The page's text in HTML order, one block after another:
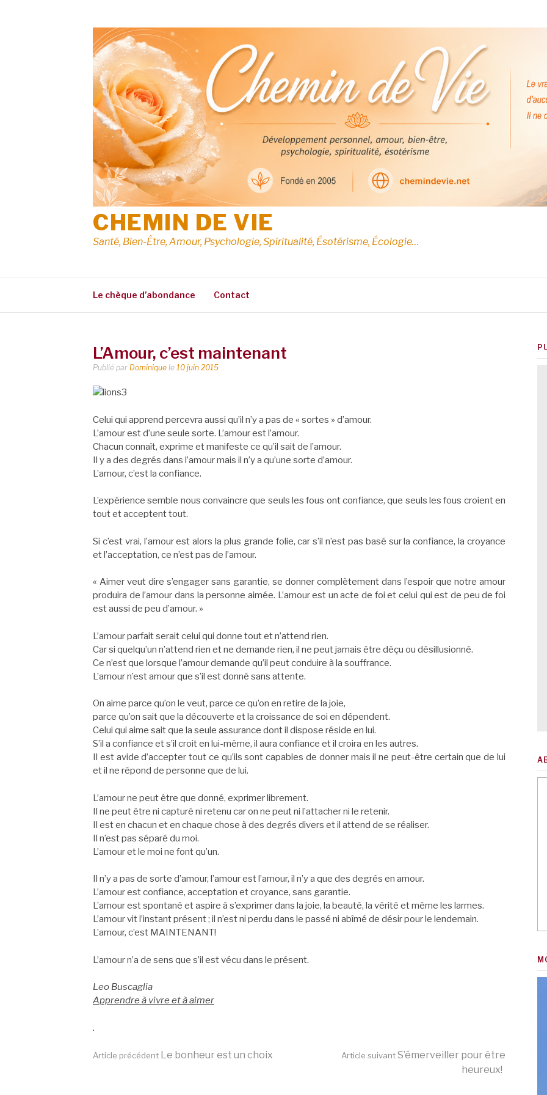
CHEMIN DE VIE
Santé, Bien-Être, Amour, Psychologie, Spiritualité, Ésotérisme, Écologie…
Le chèque d’abondance Contact
L’Amour, c’est maintenant
Publié par Dominique le 10 juin 2015
Celui qui apprend percevra aussi qu’il n’y a pas de « sortes » d’amour.
L’amour est d’une seule sorte. L’amour est l’amour.
Chacun connaît, exprime et manifeste ce qu’il sait de l’amour.
Il y a des degrés dans l’amour mais il n’y a qu’une sorte d’amour.
L’amour, c’est la confiance.
L’expérience semble nous convaincre que seuls les fous ont confiance, que seuls les fous croient en
tout et acceptent tout.
Si c’est vrai, l’amour est alors la plus grande folie, car s’il n’est pas basé sur la confiance, la croyance
et l’acceptation, ce n’est pas de l’amour.
« Aimer veut dire s’engager sans garantie, se donner complètement dans l’espoir que notre amour
produira de l’amour dans la personne aimée. L’amour est un acte de foi et celui qui est de peu de foi
est aussi de peu d’amour. »
L’amour parfait serait celui qui donne tout et n’attend rien.
Car si quelqu’un n’attend rien et ne demande rien, il ne peut jamais être déçu ou désillusionné.
Ce n’est que lorsque l’amour demande qu’il peut conduire à la souffrance.
L’amour n’est amour que s’il est donné sans attente.
On aime parce qu’on le veut, parce ce qu’on en retire de la joie,
parce qu’on sait que la découverte et la croissance de soi en dépendent.
Celui qui aime sait que la seule assurance dont il dispose réside en lui.
S’il a confiance et s’il croit en lui-même, il aura confiance et il croira en les autres.
Il est avide d’accepter tout ce qu’ils sont capables de donner mais il ne peut-être certain que de lui
et il ne répond de personne que de lui.
L’amour ne peut être que donné, exprimer librement.
Il ne peut être ni capturé ni retenu car on ne peut ni l’attacher ni le retenir.
Il est en chacun et en chaque chose à des degrés divers et il attend de se réaliser.
Il n’est pas séparé du moi.
L’amour et le moi ne font qu’un.
Il n’y a pas de sorte d’amour, l’amour est l’amour, il n’y a que des degrés en amour.
L’amour est confiance, acceptation et croyance, sans garantie.
L’amour est spontané et aspire à s’exprimer dans la joie, la beauté, la vérité et même les larmes.
L’amour vit l’instant présent ; il n’est ni perdu dans le passé ni abîmé de désir pour le lendemain.
L’amour, c’est MAINTENANT!
L’amour n’a de sens que s’il est vécu dans le présent.
Leo Buscaglia
Apprendre à vivre et à aimer
.
Lire
Article précédent Le bonheur est un choix Article suivantS’émerveiller pour être
heureux!